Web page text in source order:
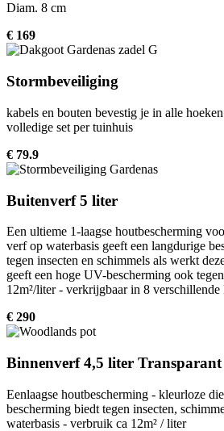
Diam. 8 cm
€ 169
Stormbeveiliging
kabels en bouten bevestig je in alle
volledige set per tuinhuis
€ 79.9
Buitenverf 5 liter
Een ultieme 1-laagse houtbescherming
verf op waterbasis geeft een langdurige
tegen insecten en schimmels als werkt
geeft een hoge UV-bescherming ook
12m²/liter - verkrijgbaar in 8 verschillende
€ 290
Binnenverf 4,5 liter Transparant
Eenlaagse houtbescherming - kleurloze
bescherming biedt tegen insecten,
waterbasis - verbruik ca 12m² / liter